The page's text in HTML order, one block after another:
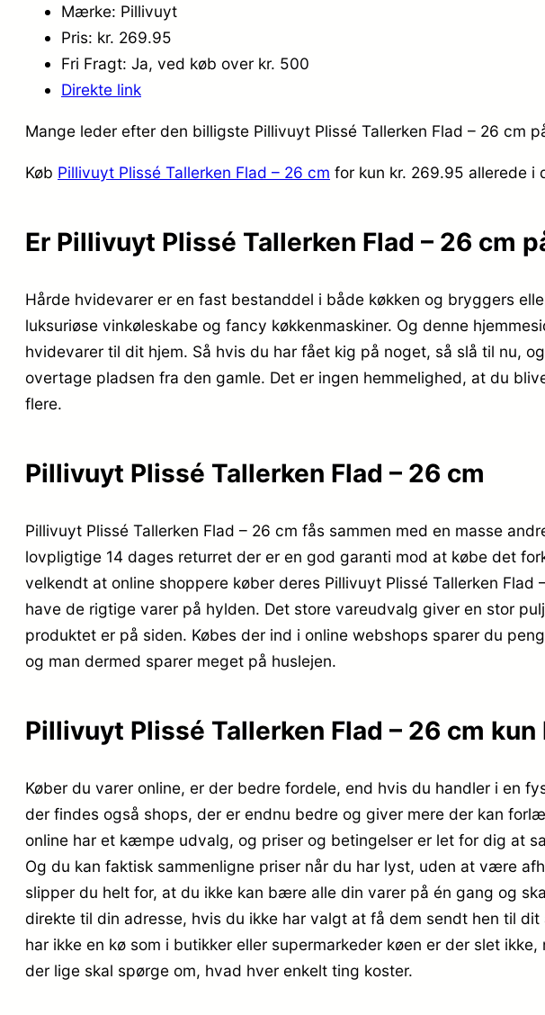
Mærke: Pillivuyt
Pris: kr. 269.95
Fri Fragt: Ja, ved køb over kr. 500
Direkte link
Mange leder efter den billigste Pillivuyt Plissé Tallerken Flad – 26 cm
Køb Pillivuyt Plissé Tallerken Flad – 26 cm for kun kr. 269.95 allerede i
Er Pillivuyt Plissé Tallerken Flad – 26 cm
Hårde hvidevarer er en fast bestanddel i både køkken og bryggers
luksuriøse vinkøleskabe og fancy køkkenmaskiner. Og denne
hvidevarer til dit hjem. Så hvis du har fået kig på noget, så slå til nu,
overtage pladsen fra den gamle. Det er ingen hemmelighed, at du
flere.
Pillivuyt Plissé Tallerken Flad – 26 cm
Pillivuyt Plissé Tallerken Flad – 26 cm fås sammen med en masse
lovpligtige 14 dages returret der er en god garanti mod at købe det
velkendt at online shoppere køber deres Pillivuyt Plissé Tallerken
have de rigtige varer på hylden. Det store vareudvalg giver en stor
produktet er på siden. Købes der ind i online webshops sparer du
og man dermed sparer meget på huslejen.
Pillivuyt Plissé Tallerken Flad – 26 cm kun
Køber du varer online, er der bedre fordele, end hvis du handler i en
der findes også shops, der er endnu bedre og giver mere der kan
online har et kæmpe udvalg, og priser og betingelser er let for dig
Og du kan faktisk sammenligne priser når du har lyst, uden at være
slipper du helt for, at du ikke kan bære alle din varer på én gang og
direkte til din adresse, hvis du ikke har valgt at få dem sendt hen til
har ikke en kø som i butikker eller supermarkeder køen er der slet
der lige skal spørge om, hvad hver enkelt ting koster.